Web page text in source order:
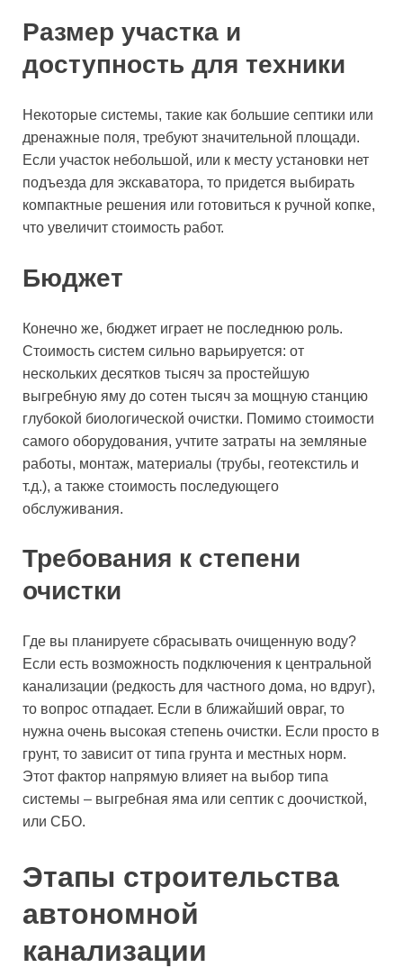
Размер участка и
доступность для техники
Некоторые системы, такие как большие септики или
дренажные поля, требуют значительной площади.
Если участок небольшой, или к месту установки нет
подъезда для экскаватора, то придется выбирать
компактные решения или готовиться к ручной копке,
что увеличит стоимость работ.
Бюджет
Конечно же, бюджет играет не последнюю роль.
Стоимость систем сильно варьируется: от
нескольких десятков тысяч за простейшую
выгребную яму до сотен тысяч за мощную станцию
глубокой биологической очистки. Помимо стоимости
самого оборудования, учтите затраты на земляные
работы, монтаж, материалы (трубы, геотекстиль и
т.д.), а также стоимость последующего
обслуживания.
Требования к степени
очистки
Где вы планируете сбрасывать очищенную воду?
Если есть возможность подключения к центральной
канализации (редкость для частного дома, но вдруг),
то вопрос отпадает. Если в ближайший овраг, то
нужна очень высокая степень очистки. Если просто в
грунт, то зависит от типа грунта и местных норм.
Этот фактор напрямую влияет на выбор типа
системы – выгребная яма или септик с доочисткой,
или СБО.
Этапы строительства
автономной
канализации